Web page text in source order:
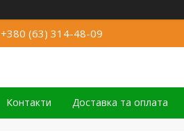
+380 (63) 314-48-09
Контакти Доставка та оплата